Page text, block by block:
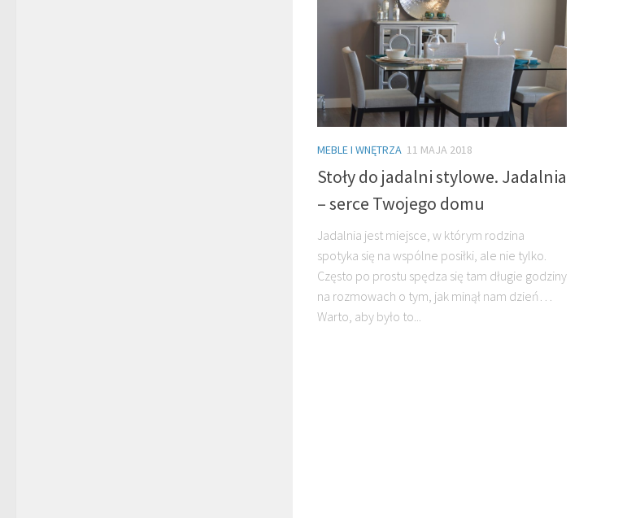
MEBLE I WNĘTRZA 11 MAJA 2018
Stoły do jadalni stylowe. Jadalnia
– serce Twojego domu
Jadalnia jest miejsce, w którym rodzina
spotyka się na wspólne posiłki, ale nie tylko.
Często po prostu spędza się tam długie godziny
na rozmowach o tym, jak minął nam dzień…
Warto, aby było to...